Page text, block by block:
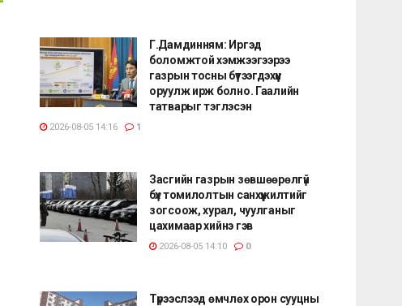
Г.Дамдинням: Иргэд
боломжтой хэмжээгээрээ
газрын тосны бүтээгдэхүүн
оруулж ирж болно. Гаалийн
татварыг тэглэсэн
2026-08-05 14:16 1
Засгийн газрын зөвшөөрөлгүй
бүх томилолтын санхүүжилтийг
зогсоож, хурал, чуулганыг
цахимаар хийнэ гэв
2026-08-05 14:10 0
Түрээслээд өмчлөх орон сууцны